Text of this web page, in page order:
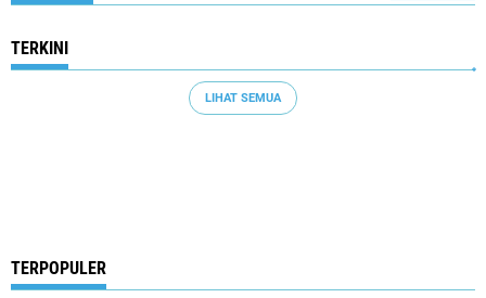
TERKINI
LIHAT SEMUA
TERPOPULER